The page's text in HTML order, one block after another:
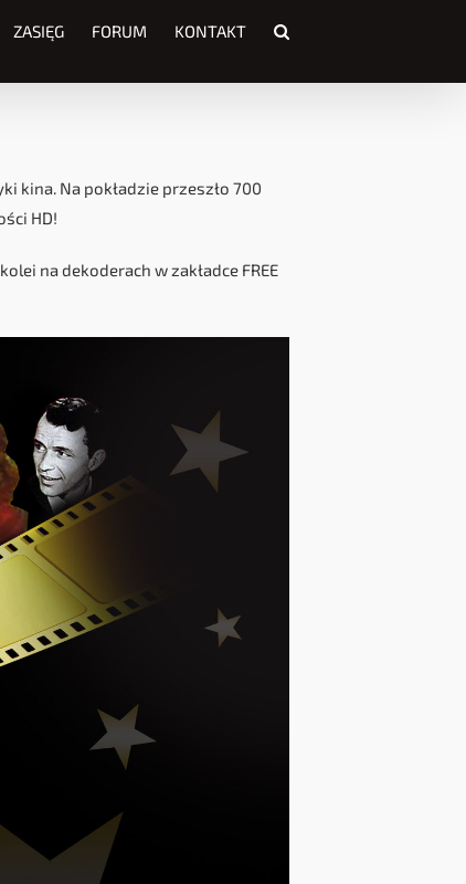
ZASIĘG FORUM KONTAKT
kina. Na pokładzie przeszło 700
HD!
na dekoderach w zakładce FREE